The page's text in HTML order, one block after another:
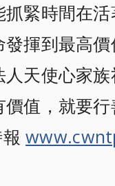
緊時間在
揮到最高
天使心家
值，就要
報